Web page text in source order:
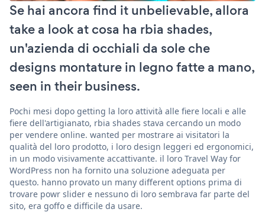
Se hai ancora find it unbelievable, allora
take a look at cosa ha rbia shades,
un'azienda di occhiali da sole che
designs montature in legno fatte a mano,
seen in their business.
Pochi mesi dopo getting la loro attività alle fiere locali e alle
fiere dell'artigianato, rbia shades stava cercando un modo
per vendere online. wanted per mostrare ai visitatori la
qualità del loro prodotto, i loro design leggeri ed ergonomici,
in un modo visivamente accattivante. il loro Travel Way for
WordPress non ha fornito una soluzione adeguata per
questo. hanno provato un many different options prima di
trovare powr slider e nessuno di loro sembrava far parte del
sito, era goffo e difficile da usare.